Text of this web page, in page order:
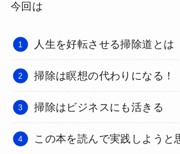
今回は
人生を好転させる掃除道とは
掃除は瞑想の代わりになる！
掃除はビジネスにも活きる
この本を読んで実践しようと